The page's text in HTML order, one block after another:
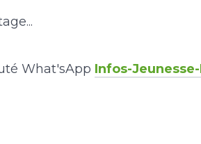
What'sApp Infos-Jeunesse-